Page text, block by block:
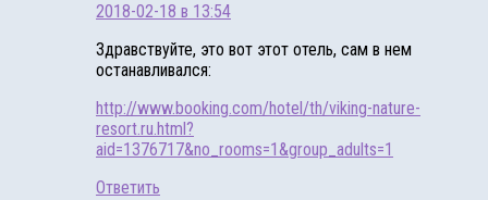
2018-02-18 в 13:54
Здравствуйте, это вот этот отель, сам в нем
останавливался:
http://www.booking.com/hotel/th/viking-nature-
resort.ru.html?
aid=1376717&no_rooms=1&group_adults=1
Ответить